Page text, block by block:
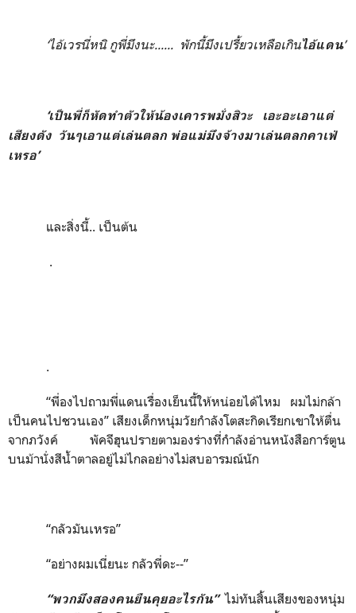
‘ไอ้เวรนี่หนิ กูพี่มึงนะ...... พักนี้มึงเปรี้ยวเหลือเกินไอ้แดน’
‘เป็นพี่ก็หัดทำตัวให้น้องเคารพมั่งสิวะ เอะอะเอาแต่
เสียงดัง วันๆเอาแต่เล่นตลก พ่อแม่มึงจ้างมาเล่นตลกคาเฟ่
เหรอ’
และสิ่งนี้.. เป็นต้น
.
.
“พี่องไปถามพี่แดนเรื่องเย็นนี้ให้หน่อยได้ไหม ผมไม่กล้า
เป็นคนไปชวนเอง” เสียงเด็กหนุ่มวัยกำลังโตสะกิดเรียกเขาให้ตื่น
จากภวังค์ พัคจีฮุนปรายตามองร่างที่กำลังอ่านหนังสือการ์ตูน
บนม้านั่งสีน้ำตาลอยู่ไม่ไกลอย่างไม่สบอารมณ์นัก
“กลัวมันเหรอ”
“อย่างผมเนี่ยนะ กลัวพี่ดะ--”
“พวกมึงสองคนยืนคุยอะไรกัน”ไม่ทันสิ้นเสียงของหนุ่ม